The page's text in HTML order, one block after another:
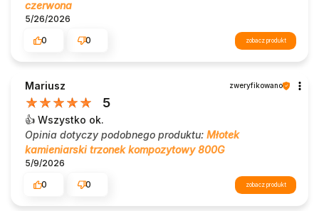
czerwona
5/26/2026
0
0 zobacz produkt
Mariusz zweryfikowano
5
👍️ Wszystko ok.
Opinia dotyczy podobnego produktu: Młotek
kamieniarski trzonek kompozytowy 800G
5/9/2026
0
0 zobacz produkt